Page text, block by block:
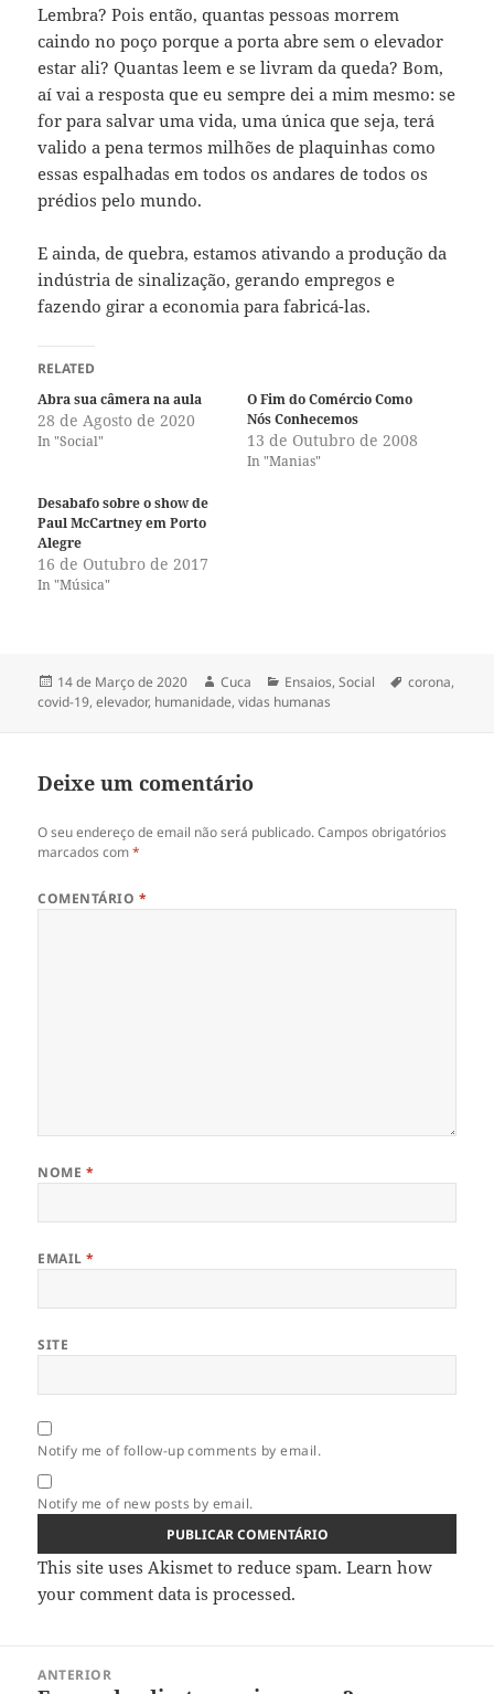
Lembra? Pois então, quantas pessoas morrem
caindo no poço porque a porta abre sem o elevador
estar ali? Quantas leem e se livram da queda? Bom,
aí vai a resposta que eu sempre dei a mim mesmo: se
for para salvar uma vida, uma única que seja, terá
valido a pena termos milhões de plaquinhas como
essas espalhadas em todos os andares de todos os
prédios pelo mundo.
E ainda, de quebra, estamos ativando a produção da
indústria de sinalização, gerando empregos e
fazendo girar a economia para fabricá-las.
RELATED
Abra sua câmera na aula
28 de Agosto de 2020
In "Social"
O Fim do Comércio Como
Nós Conhecemos
13 de Outubro de 2008
In "Manias"
Desabafo sobre o show de
Paul McCartney em Porto
Alegre
16 de Outubro de 2017
In "Música"
Publicado
a
14 de Março de 2020 Autor
Cuca Categorias
Ensaios,Social Etiquetas
corona,
covid-19,elevador, humanidade,vidas humanas
Deixe um comentário
O seu endereço de email não será publicado. Campos obrigatórios
marcados com*
COMENTÁRIO *
NOME *
EMAIL*
SITE
Notify me of follow-up comments by email.
Notify me of new posts by email.
This site uses Akismet to reduce spam.Learn how
your comment data is processed.
ANTERIOR